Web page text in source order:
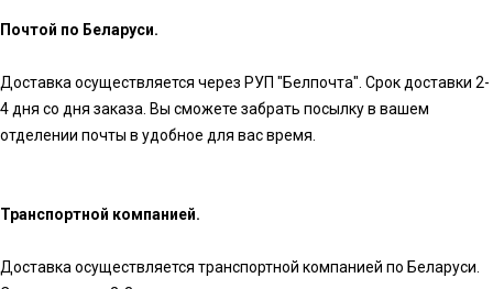
Почтой по Беларуси.
Доставка осуществляется через РУП "Белпочта". Срок доставки 2-
4 дня со дня заказа. Вы сможете забрать посылку в вашем
отделении почты в удобное для вас время.
Транспортной компанией.
Доставка осуществляется транспортной компанией по Беларуси.